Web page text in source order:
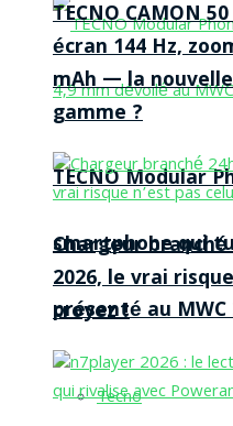
TECNO Modular
smartphone qui
présenté au MWC
Tecno
TECNO CAMON
écran 144 Hz,
mAh — la
gamme ?
Chargeur
2026, le vrai
croyez !